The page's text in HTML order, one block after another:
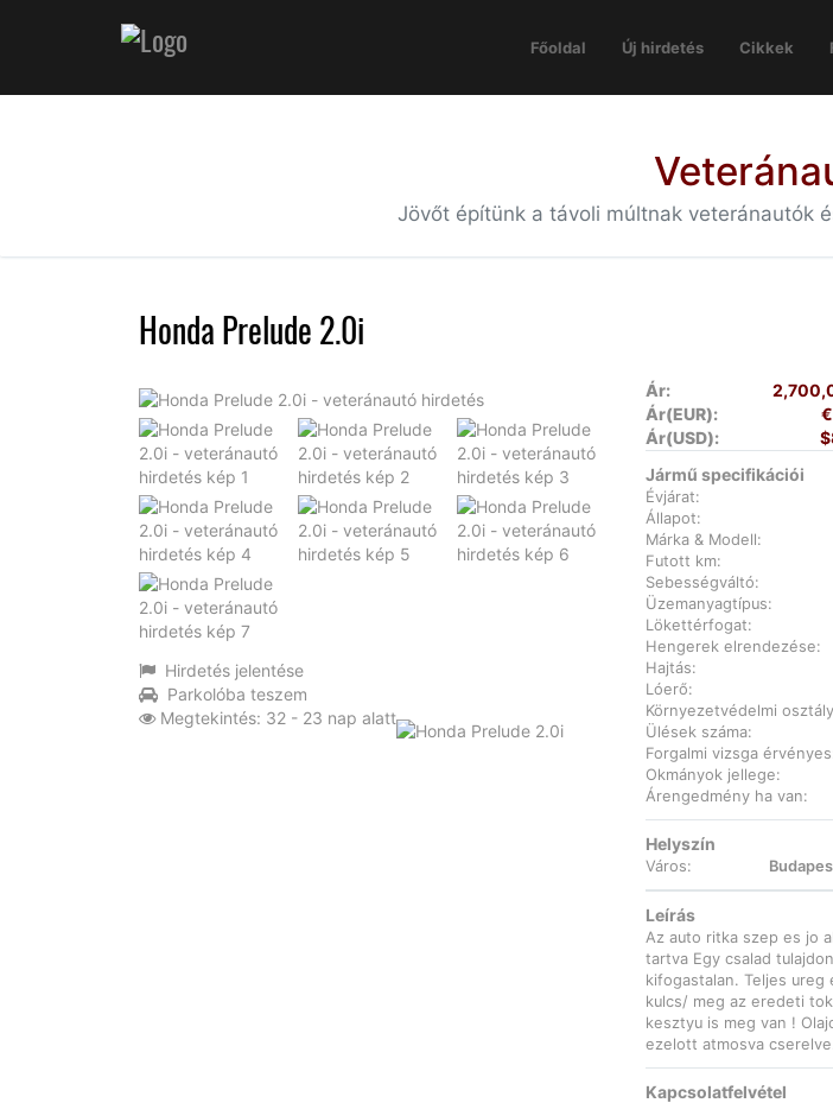
Főoldal Új hirdetés Cikkek
Jövőt építünk a távoli múltnak veteránautók
Honda Prelude 2.0i
Hirdetés jelentése
Parkolóba teszem
Megtekintés: 32 - 23 nap alatt
Ár:
Ár(EUR):
Ár(USD):
Jármű specifikációi
Évjárat:
Állapot:
Márka & Modell:
Futott km:
Sebességváltó:
Üzemanyagtípus:
Lökettérfogat:
Hengerek elrendezése:
Hajtás:
Lóerő:
Környezetvédelmi
Ülések száma:
Forgalmi vizsga
Okmányok jellege:
Árengedmény ha van:
Helyszín
Város:
Leírás
Az auto ritka szep es jo
tartva Egy csalad
kifogastalan. Teljes ureg
kulcs/ meg az eredeti
kesztyu is meg van !
ezelott atmosva
Kapcsolatfelvétel